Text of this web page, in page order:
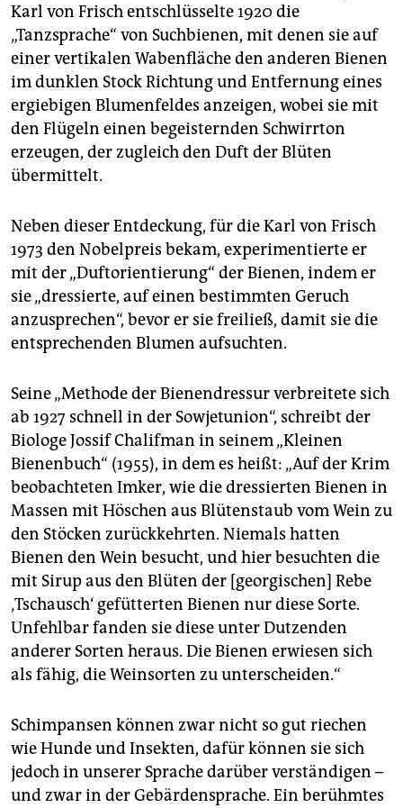
Karl von Frisch entschlüsselte 1920 die
„Tanzsprache“ von Suchbienen, mit denen sie auf
einer vertikalen Wabenfläche den anderen Bienen
im dunklen Stock Richtung und Entfernung eines
ergiebigen Blumenfeldes anzeigen, wobei sie mit
den Flügeln einen begeisternden Schwirrton
erzeugen, der zugleich den Duft der Blüten
übermittelt.
Neben dieser Entdeckung, für die Karl von Frisch
1973 den Nobelpreis bekam, experimentierte er
mit der „Duftorientierung“ der Bienen, indem er
sie „dressierte, auf einen bestimmten Geruch
anzusprechen“, bevor er sie freiließ, damit sie die
entsprechenden Blumen aufsuchten.
Seine „Methode der Bienendressur verbreitete sich
ab 1927 schnell in der Sowjetunion“, schreibt der
Biologe Jossif Chalifman in seinem „Kleinen
Bienenbuch“ (1955), in dem es heißt: „Auf der Krim
beobachteten Imker, wie die dressierten Bienen in
Massen mit Höschen aus Blütenstaub vom Wein zu
den Stöcken zurückkehrten. Niemals hatten
Bienen den Wein besucht, und hier besuchten die
mit Sirup aus den Blüten der [georgischen] Rebe
‚Tschausch‘ gefütterten Bienen nur diese Sorte.
Unfehlbar fanden sie diese unter Dutzenden
anderer Sorten heraus. Die Bienen erwiesen sich
als fähig, die Weinsorten zu unterscheiden.“
Schimpansen können zwar nicht so gut riechen
wie Hunde und Insekten, dafür können sie sich
jedoch in unserer Sprache darüber verständigen –
und zwar in der Gebärdensprache. Ein berühmtes